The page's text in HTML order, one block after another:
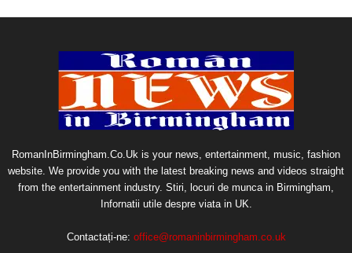
RomanInBirmingham.Co.Uk is your news, entertainment, music, fashion
website. We provide you with the latest breaking news and videos straight
from the entertainment industry. Stiri, locuri de munca in Birmingham,
Infornatii utile despre viata in UK.
Contactați-ne: office@romaninbirmingham.co.uk